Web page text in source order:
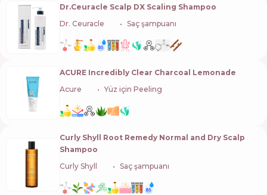
Dr.Ceuracle Scalp DX Scaling Shampoo
Dr. Ceuracle
Saç şampuanı
ACURE Incredibly Clear Charcoal Lemonade
Acure
Yüz için Peeling
Curly Shyll Root Remedy Normal and Dry Scalp
Shampoo
Curly Shyll
Saç şampuanı